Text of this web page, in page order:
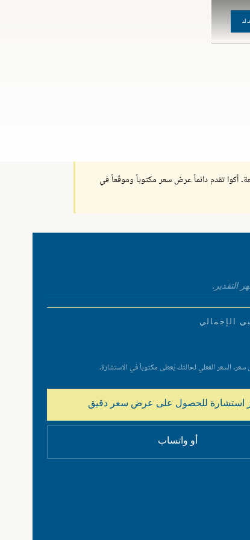
أكوا تقدم دائماً عرض سعر مكتوباً وموقّعاً في
التقدير.
الإجمالي
السعر الفعلي لحالتك يُعطى مكتوباً في الاستشارة.
استشارة للحصول على عرض سعر دقيق
أو واتساب